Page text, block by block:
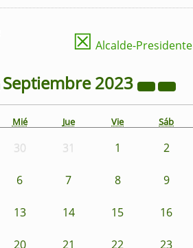
☒ Alcalde-Presidente
Septiembre2023
Mié Jue Vie Sáb
30 31 1 2
6 7 8 9
13 14 15 16
20 21 22 23